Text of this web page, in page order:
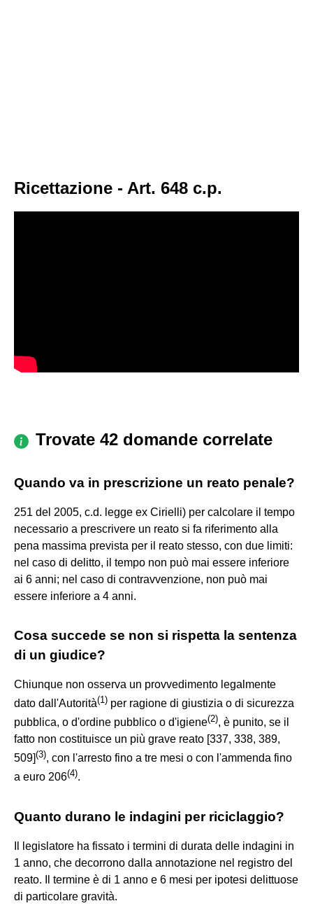
Ricettazione - Art. 648 c.p.
Trovate 42 domande correlate
Quando va in prescrizione un reato penale?
251 del 2005, c.d. legge ex Cirielli) per calcolare il tempo
necessario a prescrivere un reato si fa riferimento alla
pena massima prevista per il reato stesso, con due limiti:
nel caso di delitto, il tempo non può mai essere inferiore
ai 6 anni; nel caso di contravvenzione, non può mai
essere inferiore a 4 anni.
Cosa succede se non si rispetta la sentenza
di un giudice?
Chiunque non osserva un provvedimento legalmente
dato dall'Autorità(1) per ragione di giustizia o di sicurezza
pubblica, o d'ordine pubblico o d'igiene(2), è punito, se il
fatto non costituisce un più grave reato [337, 338, 389,
509] (3), con l'arresto fino a tre mesi o con l'ammenda fino
a euro 206(4).
Quanto durano le indagini per riciclaggio?
Il legislatore ha fissato i termini di durata delle indagini in
1 anno, che decorrono dalla annotazione nel registro del
reato. Il termine è di 1 anno e 6 mesi per ipotesi delittuose
di particolare gravità.